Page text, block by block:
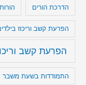
הדרכת הורים הורות
הפרעת קשב וריכוז
הפרעת קשב
התמודדות בשעת משבר